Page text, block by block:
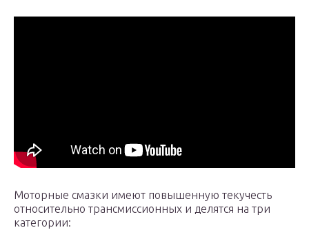
Моторные смазки имеют повышенную текучесть
относительно трансмиссионных и делятся на три
категории: